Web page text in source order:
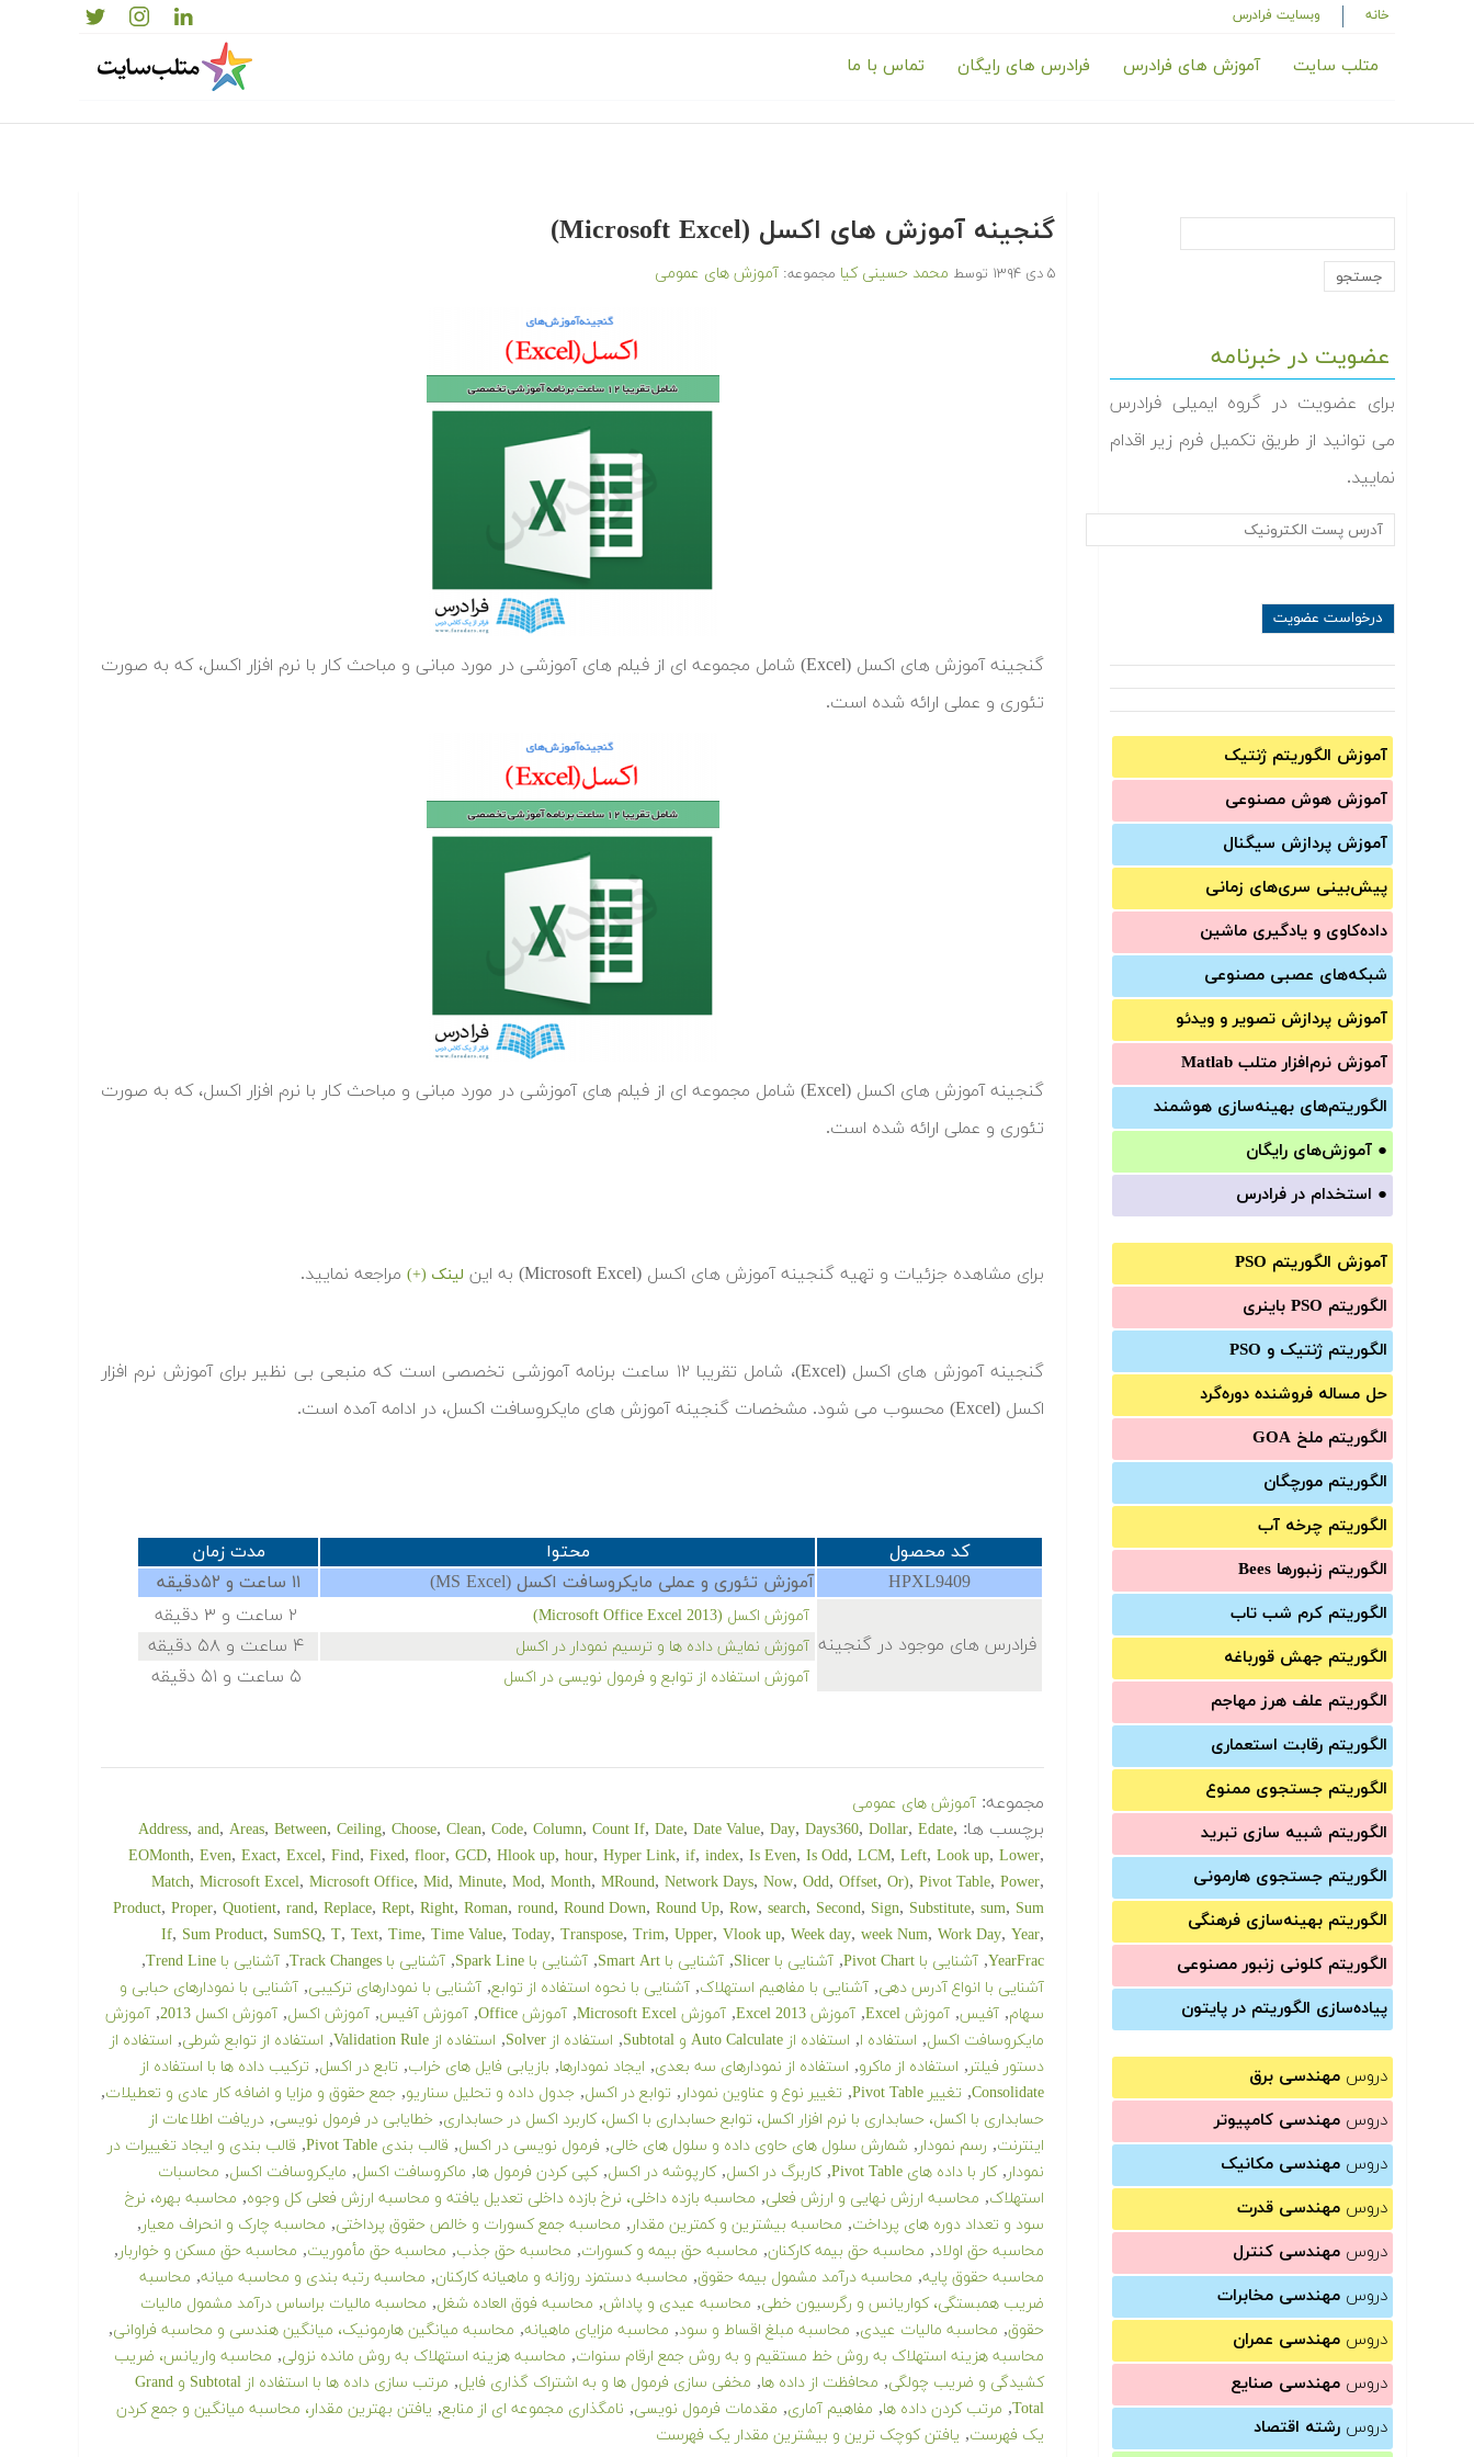
خانه وبسایت فرادرس
متلب سایت آموزش های فرادرس فرادرس های رایگان تماس با ما
عضویت در خبرنامه
برای عضویت در گروه ایمیلی فرادرس
می توانید از طریق تکمیل فرم زیر اقدام
نمایید.
آموزش الگوریتم ژنتیک
آموزش‌ هوش مصنوعی
آموزش‌ پردازش سیگنال
پیش‌‌بینی سری‌‌های زمانی
داده‌کاوی و یادگیری ماشین
شبکه‌های عصبی مصنوعی
آموزش‌ پردازش تصویر و ویدئو
آموزش‌ نرم‌افزار متلب Matlab
الگوریتم‌های بهینه‌سازی هوشمند
● آموزش‌های رایگان
● استخدام در فرادرس
آموزش الگوریتم PSO
الگوریتم PSO باینری
الگوریتم ژنتیک و PSO
حل مساله فروشنده دوره‌گرد
الگوریتم ملخ GOA
الگوریتم مورچگان
الگوریتم چرخه آب
الگوریتم زنبورها Bees
الگوریتم کرم شب تاب
الگوریتم جهش قورباغه
الگوریتم علف هرز مهاجم
الگوریتم رقابت استعماری
الگوریتم جستجوی ممنوع
الگوریتم شبیه سازی تبرید
الگوریتم جستجوی هارمونی
الگوریتم بهینه‌سازی فرهنگی
الگوریتم کلونی زنبور مصنوعی
پیاده‌سازی الگوریتم در پایتون
دروس مهندسی برق
دروس مهندسی کامپیوتر
دروس مهندسی مکانیک
دروس مهندسی قدرت
دروس مهندسی کنترل
دروس مهندسی مخابرات
دروس مهندسی عمران
دروس مهندسی صنایع
دروس رشته اقتصاد
گنجینه آموزش های اکسل (Microsoft Excel)
۵ دی ۱۳۹۴ توسط محمد حسینی کیا مجموعه: آموزش های عمومی
گنجینه آموزش های اکسل (Excel) شامل مجموعه ای از فیلم های آموزشی در مورد مبانی و مباحث کار با نرم افزار اکسل، که به صورت
تئوری و عملی ارائه شده است.
گنجینه آموزش های اکسل (Excel) شامل مجموعه ای از فیلم های آموزشی در مورد مبانی و مباحث کار با نرم افزار اکسل، که به صورت
تئوری و عملی ارائه شده است.
برای مشاهده جزئیات و تهیه گنجینه آموزش های اکسل (Microsoft Excel) به این لینک (+) مراجعه نمایید.
گنجینه آموزش های اکسل (Excel)، شامل تقریبا ۱۲ ساعت برنامه آموزشی تخصصی است که منبعی بی نظیر برای آموزش نرم افزار
اکسل (Excel) محسوب می شود. مشخصات گنجینه آموزش های مایکروسافت اکسل، در ادامه آمده است.
کد محصول محتوا
مدت زمان
HPXL9409
آموزش تئوری و عملی مایکروسافت اکسل (MS Excel) ۱۱ ساعت و ۵۲دقیقه
فرادرس های موجود در گنجینه
آموزش اکسل (Microsoft Office Excel 2013) ۲ ساعت و ۳ دقیقه
آموزش نمایش داده ها و ترسیم نمودار در اکسل ۴ ساعت و ۵۸ دقیقه
آموزش استفاده از توابع و فرمول نویسی در اکسل ۵ ساعت و ۵۱ دقیقه
مجموعه: آموزش های عمومی
برچسب ها: Address, and, Areas, Between, Ceiling, Choose, Clean, Code, Column, Count If, Date, Date Value, Day, Days360, Dollar, Edate,
EOMonth, Even, Exact, Excel, Find, Fixed, floor, GCD, Hlook up, hour, Hyper Link, if, index, Is Even, Is Odd, LCM, Left, Look up, Lower,
Match, Microsoft Excel, Microsoft Office, Mid, Minute, Mod, Month, MRound, Network Days, Now, Odd, Offset, Or), Pivot Table, Power,
Product, Proper, Quotient, rand, Replace, Rept, Right, Roman, round, Round Down, Round Up, Row, search, Second, Sign, Substitute, sum, Sum
If, Sum Product, SumSQ, T, Text, Time, Time Value, Today, Transpose, Trim, Upper, Vlook up, Week day, week Num, Work Day, Year,
YearFrac
, آشنایی با Pivot Chart , آشنایی با Slicer , آشنایی با Smart Art , آشنایی با Spark Line , آشنایی با Track Changes , آشنایی با Trend Line ,
آشنایی با انواع آدرس دهی, آشنایی با مفاهیم استهلاک, آشنایی با نحوه استفاده از توابع, آشنایی با نمودارهای ترکیبی, آشنایی با نمودارهای حبابی و
سهام, آفیس, آموزش Excel , آموزش Excel 2013 , آموزش Microsoft Excel , آموزش Office , آموزش آفیس, آموزش اکسل, آموزش اکسل 2013 , آموزش
مایکروسافت اکسل, استفاده ا, استفاده از Auto Calculate و Subtotal , استفاده از Solver , استفاده از Validation Rule , استفاده از توابع شرطی, استفاده از
دستور فیلتر, استفاده از ماکرو, استفاده از نمودارهای سه بعدی, ایجاد نمودارها, بازیابی فایل های خراب, تابع در اکسل, ترکیب داده ها با استفاده از
Consolidate
, تغییر Pivot Table , تغییر نوع و عناوین نمودار, توابع در اکسل, جدول داده و تحلیل سناریو, جمع حقوق و مزایا و اضافه کار عادی و تعطیلات,
حسابداری با اکسل، حسابداری با نرم افزار اکسل، توابع حسابداری با اکسل، کاربرد اکسل در حسابداری, خطایابی در فرمول نویسی, دریافت اطلاعات از
اینترنت, رسم نمودار, شمارش سلول های حاوی داده و سلول های خالی, فرمول نویسی در اکسل, قالب بندی Pivot Table , قالب بندی و ایجاد تغییرات در
نمودار,کار با داده های Pivot Table ,کاربرگ در اکسل,کارپوشه در اکسل,کپی کردن فرمول ها, ماکروسافت اکسل, مایکروسافت اکسل, محاسبات
استهلاک, محاسبه ارزش نهایی و ارزش فعلی, محاسبه بازده داخلی، نرخ بازده داخلی تعدیل یافته و محاسبه ارزش فعلی کل وجوه, محاسبه بهره، نرخ
سود و تعداد دوره های پرداخت, محاسبه بیشترین و کمترین مقدار, محاسبه جمع کسورات و خالص حقوق پرداختی, محاسبه چارک و انحراف معیار,
محاسبه حق اولاد, محاسبه حق بیمه کارکنان, محاسبه حق بیمه و کسورات, محاسبه حق جذب, محاسبه حق مأموریت, محاسبه حق مسکن و خواربار,
محاسبه حقوق پایه, محاسبه درآمد مشمول بیمه حقوق, محاسبه دستمزد روزانه و ماهیانه کارکنان, محاسبه رتبه بندی و محاسبه میانه, محاسبه
ضریب همبستگی، کواریانس و رگرسیون خطی, محاسبه عیدی و پاداش, محاسبه فوق العاده شغل, محاسبه مالیات براساس درآمد مشمول مالیات
حقوق, محاسبه مالیات عیدی, محاسبه مبلغ اقساط و سود, محاسبه مزایای ماهیانه, محاسبه میانگین هارمونیک، میانگین هندسی و محاسبه فراوانی,
محاسبه هزینه استهلاک به روش خط مستقیم و به روش جمع ارقام سنوات, محاسبه هزینه استهلاک به روش مانده نزولی, محاسبه واریانس، ضریب
کشیدگی و ضریب چولگی, محافظت از داده ها, مخفی سازی فرمول ها و به اشتراک گذاری فایل,
مرتب سازی داده ها با استفاده از Subtotal و Grand
Total
, مرتب کردن داده ها, مفاهیم آماری, مقدمات فرمول نویسی, نامگذاری مجموعه ای از منابع, یافتن بهترین مقدار، محاسبه میانگین و جمع کردن
یک فهرست, یافتن کوچک ترین و بیشترین مقدار یک فهرست